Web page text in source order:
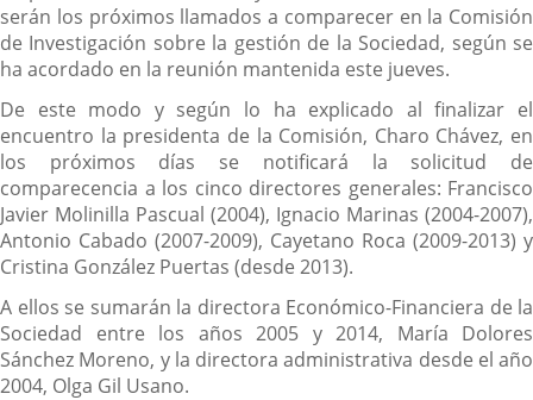
serán los próximos llamados a comparecer en la Comisión
de Investigación sobre la gestión de la Sociedad, según se
ha acordado en la reunión mantenida este jueves.
De este modo y según lo ha explicado al finalizar el
encuentro la presidenta de la Comisión, Charo Chávez, en
los próximos días se notificará la solicitud de
comparecencia a los cinco directores generales: Francisco
Javier Molinilla Pascual (2004), Ignacio Marinas (2004-2007),
Antonio Cabado (2007-2009), Cayetano Roca (2009-2013) y
Cristina González Puertas (desde 2013).
A ellos se sumarán la directora Económico-Financiera de la
Sociedad entre los años 2005 y 2014, María Dolores
Sánchez Moreno, y la directora administrativa desde el año
2004, Olga Gil Usano.